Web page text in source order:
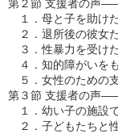
第２節 支援者の声
１．母と子を助け
２．退所後の彼女
３．性暴力を受け
４．知的障がいを
５．女性のための
第３節 支援者の声
１．幼い子の施設
２．子どもたちと